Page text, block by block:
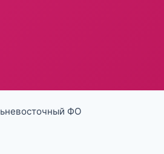
ФО